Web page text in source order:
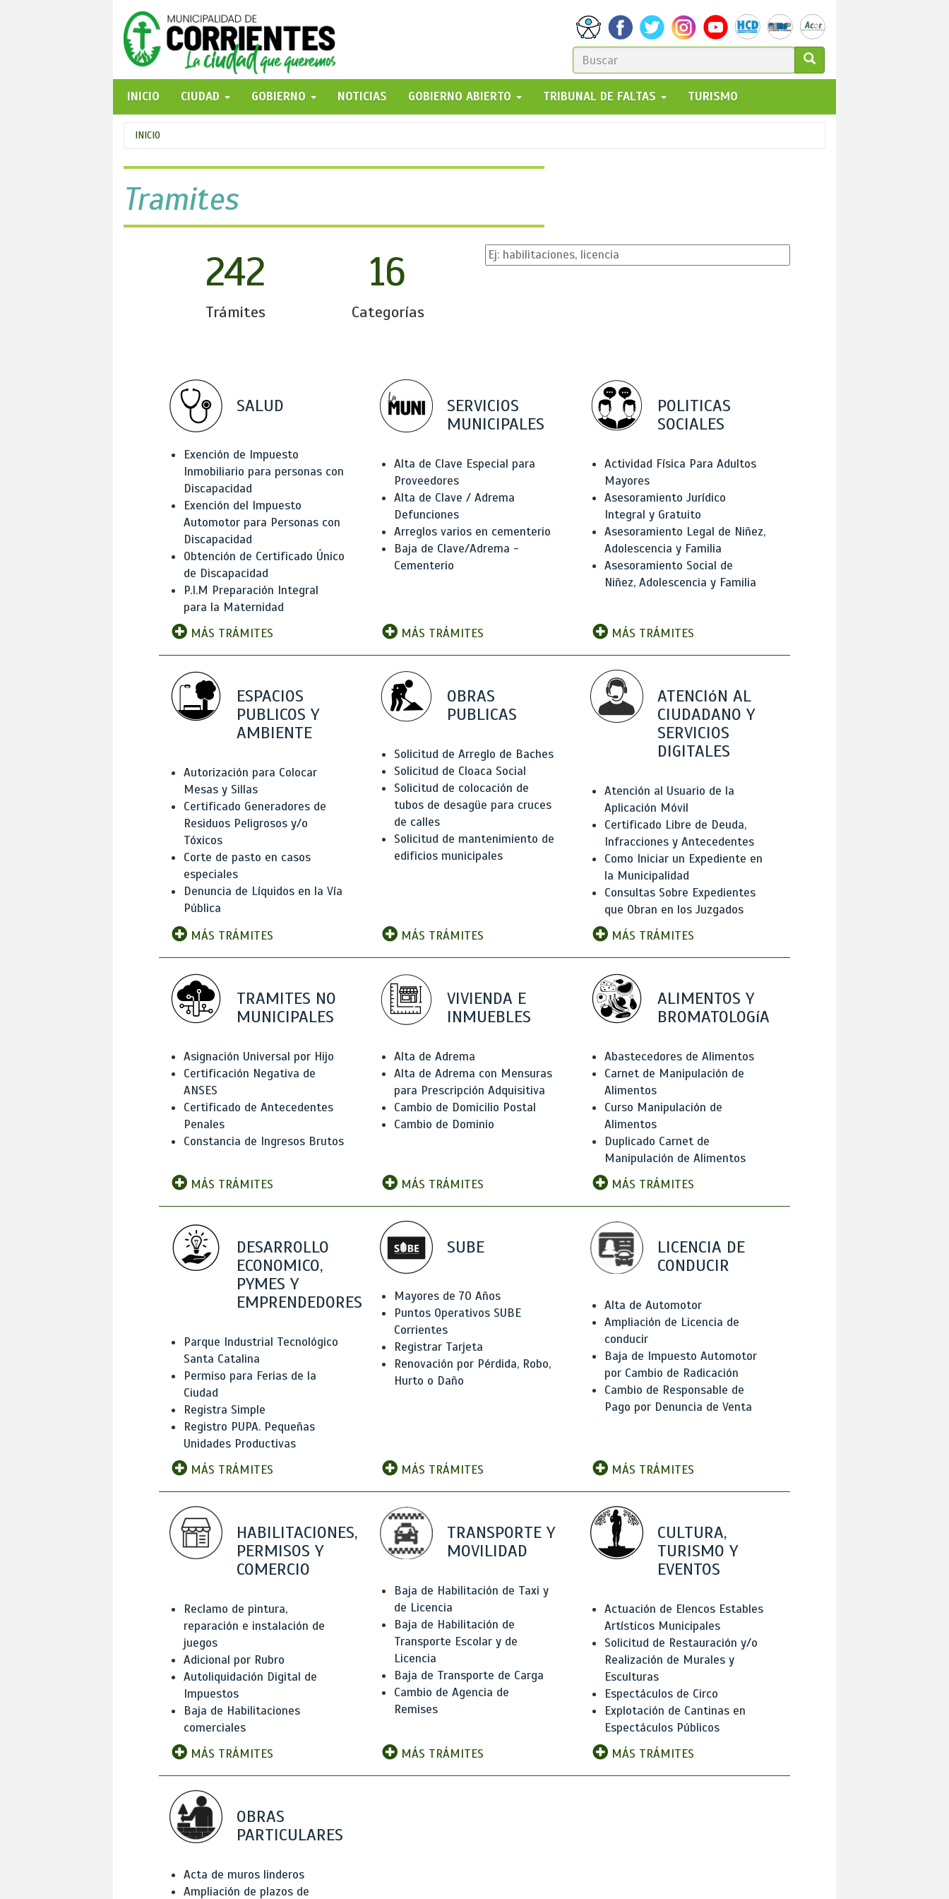
FORMULARIO
DE
BÚSQUEDA
GO!
INICIO
CIUDAD GOBIERNO NOTICIAS GOBIERNO ABIERTO TRIBUNAL DE FALTAS TURISMO
Se
encuentra
usted
aquí
INICIO
Tramites
242
Trámites
16
Categorías
SALUD
Exención de Impuesto
Inmobiliario para personas con
Discapacidad
Exención del Impuesto
Automotor para Personas con
Discapacidad
Obtención de Certificado Único
de Discapacidad
P.I.M Preparación Integral
para la Maternidad
MÁS TRÁMITES
SERVICIOS
MUNICIPALES
Alta de Clave Especial para
Proveedores
Alta de Clave / Adrema
Defunciones
Arreglos varios en cementerio
Baja de Clave/Adrema -
Cementerio
MÁS TRÁMITES
POLITICAS
SOCIALES
Actividad Física Para Adultos
Mayores
Asesoramiento Jurídico
Integral y Gratuito
Asesoramiento Legal de Niñez,
Adolescencia y Familia
Asesoramiento Social de
Niñez, Adolescencia y Familia
MÁS TRÁMITES
ESPACIOS
PUBLICOS Y
AMBIENTE
Autorización para Colocar
Mesas y Sillas
Certificado Generadores de
Residuos Peligrosos y/o
Tóxicos
Corte de pasto en casos
especiales
Denuncia de Líquidos en la Vía
Pública
MÁS TRÁMITES
OBRAS
PUBLICAS
Solicitud de Arreglo de Baches
Solicitud de Cloaca Social
Solicitud de colocación de
tubos de desagüe para cruces
de calles
Solicitud de mantenimiento de
edificios municipales
MÁS TRÁMITES
ATENCIóN AL
CIUDADANO Y
SERVICIOS
DIGITALES
Atención al Usuario de la
Aplicación Móvil
Certificado Libre de Deuda,
Infracciones y Antecedentes
Como Iniciar un Expediente en
la Municipalidad
Consultas Sobre Expedientes
que Obran en los Juzgados
MÁS TRÁMITES
TRAMITES NO
MUNICIPALES
Asignación Universal por Hijo
Certificación Negativa de
ANSES
Certificado de Antecedentes
Penales
Constancia de Ingresos Brutos
MÁS TRÁMITES
VIVIENDA E
INMUEBLES
Alta de Adrema
Alta de Adrema con Mensuras
para Prescripción Adquisitiva
Cambio de Domicilio Postal
Cambio de Dominio
MÁS TRÁMITES
ALIMENTOS Y
BROMATOLOGíA
Abastecedores de Alimentos
Carnet de Manipulación de
Alimentos
Curso Manipulación de
Alimentos
Duplicado Carnet de
Manipulación de Alimentos
MÁS TRÁMITES
DESARROLLO
ECONOMICO,
PYMES Y
EMPRENDEDORES
Parque Industrial Tecnológico
Santa Catalina
Permiso para Ferias de la
Ciudad
Registra Simple
Registro PUPA. Pequeñas
Unidades Productivas
MÁS TRÁMITES
SUBE
Mayores de 70 Años
Puntos Operativos SUBE
Corrientes
Registrar Tarjeta
Renovación por Pérdida, Robo,
Hurto o Daño
MÁS TRÁMITES
LICENCIA DE
CONDUCIR
Alta de Automotor
Ampliación de Licencia de
conducir
Baja de Impuesto Automotor
por Cambio de Radicación
Cambio de Responsable de
Pago por Denuncia de Venta
MÁS TRÁMITES
HABILITACIONES,
PERMISOS Y
COMERCIO
Reclamo de pintura,
reparación e instalación de
juegos
Adicional por Rubro
Autoliquidación Digital de
Impuestos
Baja de Habilitaciones
comerciales
MÁS TRÁMITES
TRANSPORTE Y
MOVILIDAD
Baja de Habilitación de Taxi y
de Licencia
Baja de Habilitación de
Transporte Escolar y de
Licencia
Baja de Transporte de Carga
Cambio de Agencia de
Remises
MÁS TRÁMITES
CULTURA,
TURISMO Y
EVENTOS
Actuación de Elencos Estables
Artísticos Municipales
Solicitud de Restauración y/o
Realización de Murales y
Esculturas
Espectáculos de Circo
Explotación de Cantinas en
Espectáculos Públicos
MÁS TRÁMITES
OBRAS
PARTICULARES
Acta de muros linderos
Ampliación de plazos de